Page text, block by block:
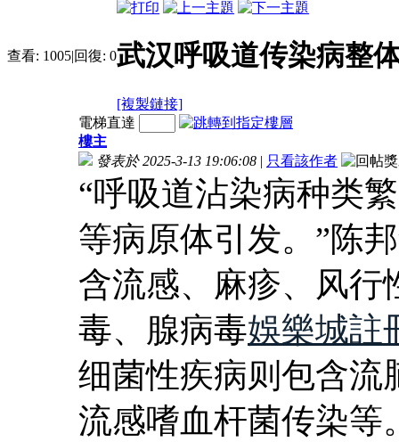
查看: 1005|回復: 0武汉呼吸道传染病整
[複製鏈接]
電梯直達
樓主
發表於 2025-3-13 19:06:08 | 只看該作者
“呼吸道沾染病种类
等病原体引发。”陈
含流感、麻疹、风行
毒、腺病毒娛樂城註
细菌性疾病则包含流
流感嗜血杆菌传染等